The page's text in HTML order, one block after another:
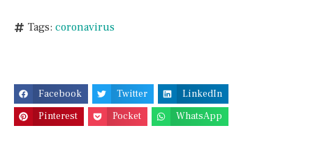
Tags: coronavirus
Facebook Twitter
LinkedIn
Pinterest
Pocket WhatsApp